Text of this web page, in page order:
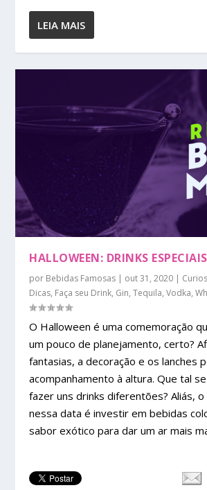
LEIA MAIS
HALLOWEEN: DRINKS ESPECIAIS
por Bebidas Famosas | out 31, 2020 |
Dicas, Faça seu Drink, Gin,Tequila,Vodka,
O Halloween é uma comemoração
um pouco de planejamento, certo?
fantasias, a decoração e os lanches
acompanhamento à altura. Que tal
fazer uns drinks diferentões? Aliás,
nessa data é investir em bebidas
sabor exótico para dar um ar mais